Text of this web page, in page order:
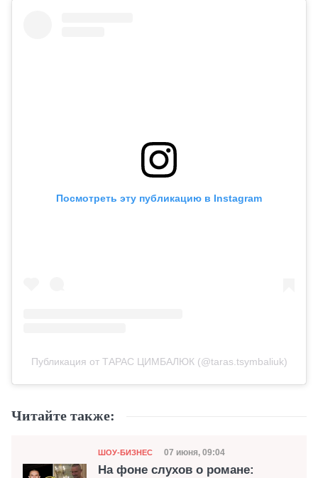
Посмотреть эту публикацию в Instagram
Публикация от ТАРАС ЦИМБАЛЮК (@taras.tsymbaliuk)
Читайте также:
Категория
ШОУ-БИЗНЕС Дата публикации
07 июня, 09:04
На фоне слухов о романе: